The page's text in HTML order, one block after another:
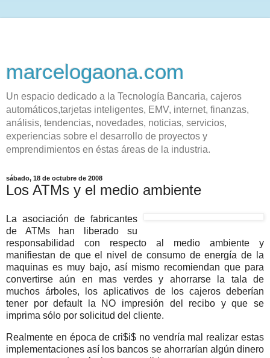
marcelogaona.com
Un espacio dedicado a la Tecnología Bancaria, cajeros
automáticos,tarjetas inteligentes, EMV, internet, finanzas,
análisis, tendencias, novedades, noticias, servicios,
experiencias sobre el desarrollo de proyectos y
emprendimientos en éstas áreas de la industria.
sábado, 18 de octubre de 2008
Los ATMs y el medio ambiente
La asociación de fabricantes
de ATMs han liberado su
responsabilidad con respecto al medio ambiente y
manifiestan de que el nivel de consumo de energía de la
maquinas es muy bajo, así mismo recomiendan que para
convertirse aún en mas verdes y ahorrarse la tala de
muchos árboles, los aplicativos de los cajeros deberían
tener por default la NO impresión del recibo y que se
imprima sólo por solicitud del cliente.
Realmente en época de cri$i$ no vendría mal realizar estas
implementaciones así los bancos se ahorrarían algún dinero